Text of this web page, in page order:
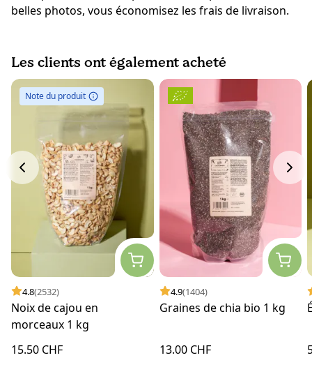
belles photos, vous économisez les frais de livraison.
Les clients ont également acheté
Note du produit
4.8(2532)
Noix de cajou en
morceaux 1 kg
15.50 CHF
4.9(1404)
Graines de chia bio 1 kg
13.00 CHF